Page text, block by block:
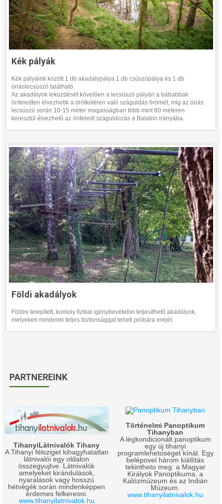
Kék pályák
Kék pályáink között 1 db akadálypálya 1 db csúszópálya és 1 db
óriáslecsúszó található.
Az akadályok leküzdését követően a lecsúszó pályán a bátrabbak
önfeledten élvezhetik a drótkötélen való száguldás örömét, míg az óriás
lecsúszó során 10-15 méter magasságban több mint 80 méteren
keresztül élvezhető az önfeledt száguldozás a Balaton irányába.
Földi akadályok
Földre telepített, komoly fizikai igénybevétellel teljesíthető akadályok,
melyeken mindenki teljes biztonsággal teheti próbára erejét.
PARTNEREINK
TihanyiLátnivalók Tihany
A Tihanyi félsziget kihagyhatatlan
látnivalói egy oldalon
összegyujtve. Látnivalók
amelyeket kirándulások,
nyaralások vagy hosszú
hétvégék során mindenképpen
érdemes felkeresni.
www.tihanyilatnivalok.hu
Történelmi Panoptikum
Tihanyban
A légkondicionált panoptikum
egy új tihanyi
programlehetoséget kínál. Egy
belépovel három kiállítás
tekintheto meg: a Magyar
Királyok Panoptikuma, a
Kalózmúzeum és az Indián
Múzeum.
www.tihanyilatnivalok.hu